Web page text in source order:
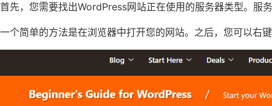
首先，您需要找出WordPress网站正在使用的服务器类型。服
一个简单的方法是在浏览器中打开您的网站。之后，您可以右